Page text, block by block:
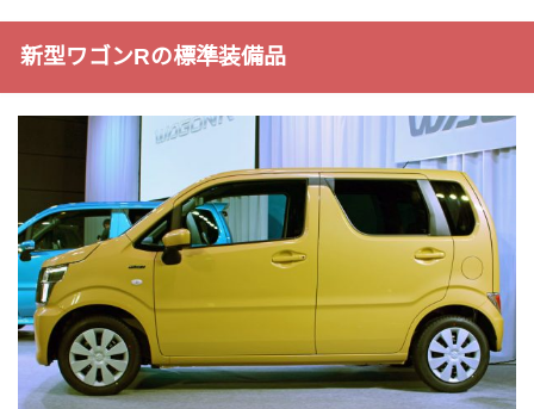
新型ワゴンRの標準装備品